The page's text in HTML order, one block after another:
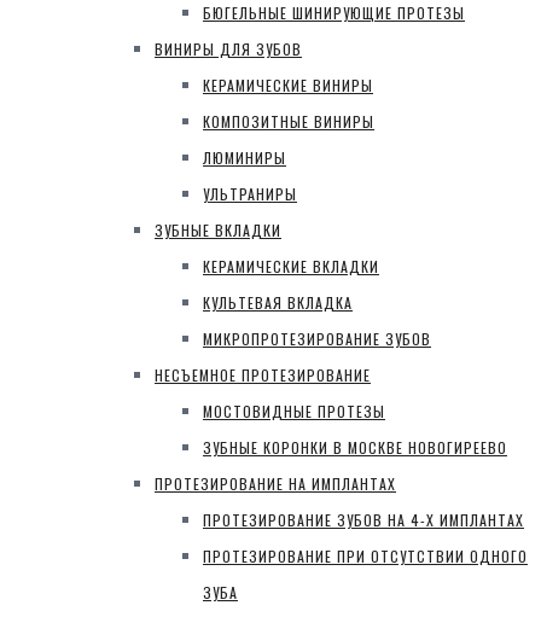
БЮГЕЛЬНЫЕ ШИНИРУЮЩИЕ ПРОТЕЗЫ
ВИНИРЫ ДЛЯ ЗУБОВ
КЕРАМИЧЕСКИЕ ВИНИРЫ
КОМПОЗИТНЫЕ ВИНИРЫ
ЛЮМИНИРЫ
УЛЬТРАНИРЫ
ЗУБНЫЕ ВКЛАДКИ
КЕРАМИЧЕСКИЕ ВКЛАДКИ
КУЛЬТЕВАЯ ВКЛАДКА
МИКРОПРОТЕЗИРОВАНИЕ ЗУБОВ
НЕСЪЕМНОЕ ПРОТЕЗИРОВАНИЕ
МОСТОВИДНЫЕ ПРОТЕЗЫ
ЗУБНЫЕ КОРОНКИ В МОСКВЕ НОВОГИРЕЕВО
ПРОТЕЗИРОВАНИЕ НА ИМПЛАНТАХ
ПРОТЕЗИРОВАНИЕ ЗУБОВ НА 4-Х ИМПЛАНТАХ
ПРОТЕЗИРОВАНИЕ ПРИ ОТСУТСТВИИ ОДНОГО
ЗУБА